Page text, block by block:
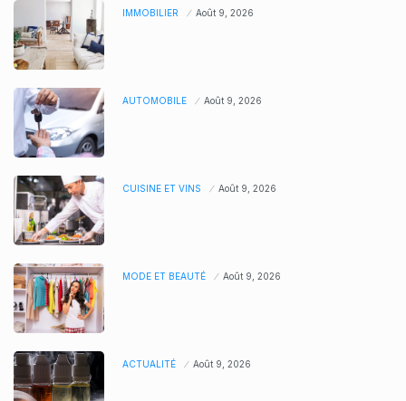
IMMOBILIER Août 9, 2026
AUTOMOBILE Août 9, 2026
CUISINE ET VINS Août 9, 2026
MODE ET BEAUTÉ Août 9, 2026
ACTUALITÉ Août 9, 2026